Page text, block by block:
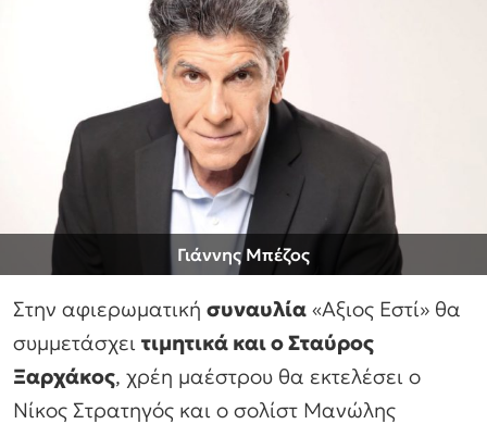
Γιάννης Μπέζος
Στην αφιερωματική συναυλία «Αξιος Εστί» θα
συμμετάσχει τιμητικά και ο Σταύρος
Ξαρχάκος, χρέη μαέστρου θα εκτελέσει ο
Νίκος Στρατηγός και ο σολίστ Μανώλης